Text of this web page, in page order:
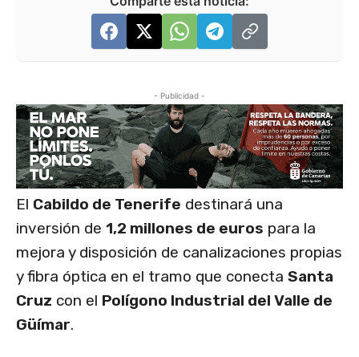
- Publicidad -
El Cabildo de Tenerife destinará una
inversión de 1,2 millones de euros para la
mejora y disposición de canalizaciones propias
y fibra óptica en el tramo que conecta Santa
Cruz con el Polígono Industrial del Valle de
Güímar.